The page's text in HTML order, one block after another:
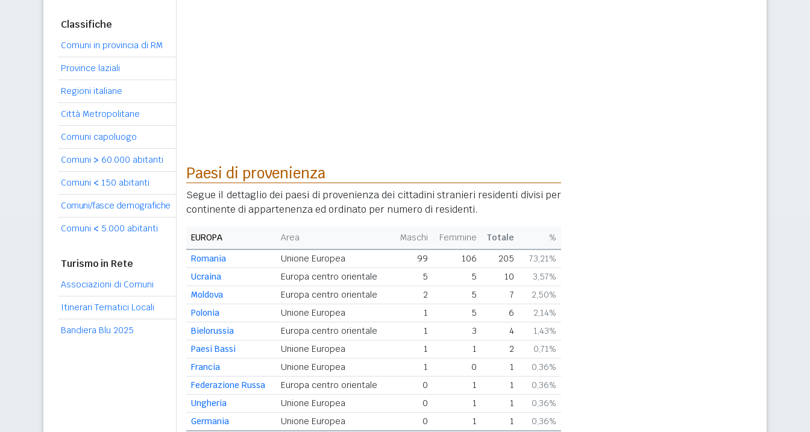
Classifiche
Comuni in provincia di RM
Province laziali
Regioni italiane
Città Metropolitane
Comuni capoluogo
Comuni > 60.000 abitanti
Comuni < 150 abitanti
Comuni/fasce demografiche
Comuni < 5.000 abitanti
Turismo in Rete
Associazioni di Comuni
Itinerari Tematici Locali
Bandiera Blu 2025
Paesi di provenienza
Segue il dettaglio dei paesi di provenienza dei cittadini stranieri residenti divisi per
continente di appartenenza ed ordinato per numero di residenti.
EUROPA Area Maschi Femmine Totale
%
Romania
Unione Europea 99 106 205
73,21%
Ucraina
Europa centro orientale 5 5 10
3,57%
Moldova
Europa centro orientale 2 5 7
2,50%
Polonia
Unione Europea 1 5 6
2,14%
Bielorussia
Europa centro orientale 1 3 4
1,43%
Paesi Bassi
Unione Europea 1 1 2
0,71%
Francia
Unione Europea 1 0 1
0,36%
Federazione Russa
Europa centro orientale 0 1 1
0,36%
Ungheria
Unione Europea 0 1 1
0,36%
Germania
Unione Europea 0 1 1
0,36%